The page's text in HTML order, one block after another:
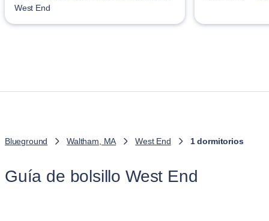
West End
Blueground Waltham, MA West End 1 dormitorios
Guía de bolsillo West End